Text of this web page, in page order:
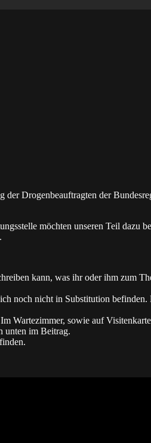
Drogenbeauftragten der
möchten unseren Teil dazu
kann, was ihr oder ihm zum
noch nicht in Substitution befinden.
Wartezimmer, sowie auf
unten im Beitrag.